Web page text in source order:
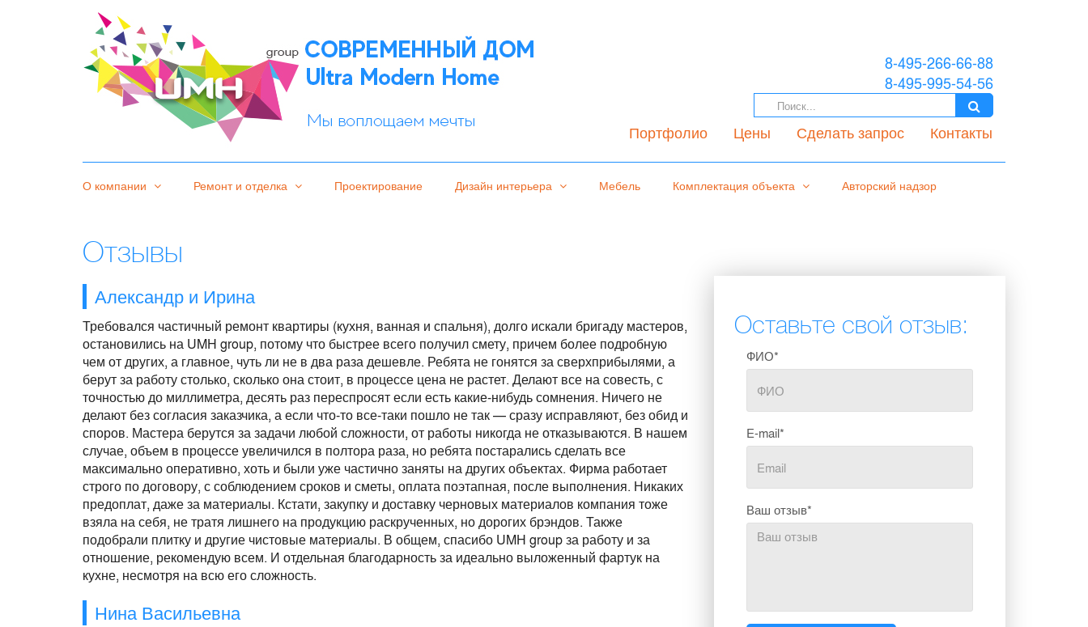
8-495-266-66-88
8-495-995-54-56
Портфолио Цены Сделать запрос Контакты
О компании Ремонт и отделка Проектирование Дизайн интерьера Мебель Комплектация объекта Авторский надзор
Отзывы
Александр и Ирина
Требовался частичный ремонт квартиры (кухня, ванная и спальня), долго искали бригаду мастеров,
остановились на UMH group, потому что быстрее всего получил смету, причем более подробную
чем от других, а главное, чуть ли не в два раза дешевле. Ребята не гонятся за сверхприбылями, а
берут за работу столько, сколько она стоит, в процессе цена не растет. Делают все на совесть, с
точностью до миллиметра, десять раз переспросят если есть какие-нибудь сомнения. Ничего не
делают без согласия заказчика, а если что-то все-таки пошло не так — сразу исправляют, без обид и
споров. Мастера берутся за задачи любой сложности, от работы никогда не отказываются. В нашем
случае, объем в процессе увеличился в полтора раза, но ребята постарались сделать все
максимально оперативно, хоть и были уже частично заняты на других объектах. Фирма работает
строго по договору, с соблюдением сроков и сметы, оплата поэтапная, после выполнения. Никаких
предоплат, даже за материалы. Кстати, закупку и доставку черновых материалов компания тоже
взяла на себя, не тратя лишнего на продукцию раскрученных, но дорогих брэндов. Также
подобрали плитку и другие чистовые материалы. В общем, спасибо UMH group за работу и за
отношение, рекомендую всем. И отдельная благодарность за идеально выложенный фартук на
кухне, несмотря на всю его сложность.
Нина Васильевна
Оставьте свой отзыв:
ФИО*
E-mail*
Ваш отзыв*